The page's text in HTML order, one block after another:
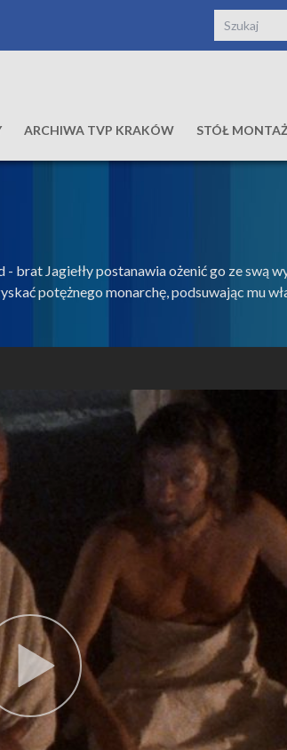
ARCHIWA TVP KRAKÓW STÓŁ
brat Jagiełły postanawia ożenić go ze swą
potężnego monarchę, podsuwając mu